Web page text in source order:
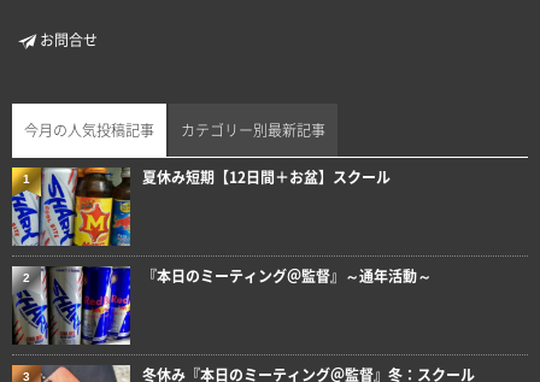
お問合せ
今月の人気投稿記事 カテゴリー別最新記事
夏休み短期【12日間＋お盆】スクール
1
『本日のミーティング＠監督』～通年活動～
2
冬休み『本日のミーティング＠監督』冬：スクール
3